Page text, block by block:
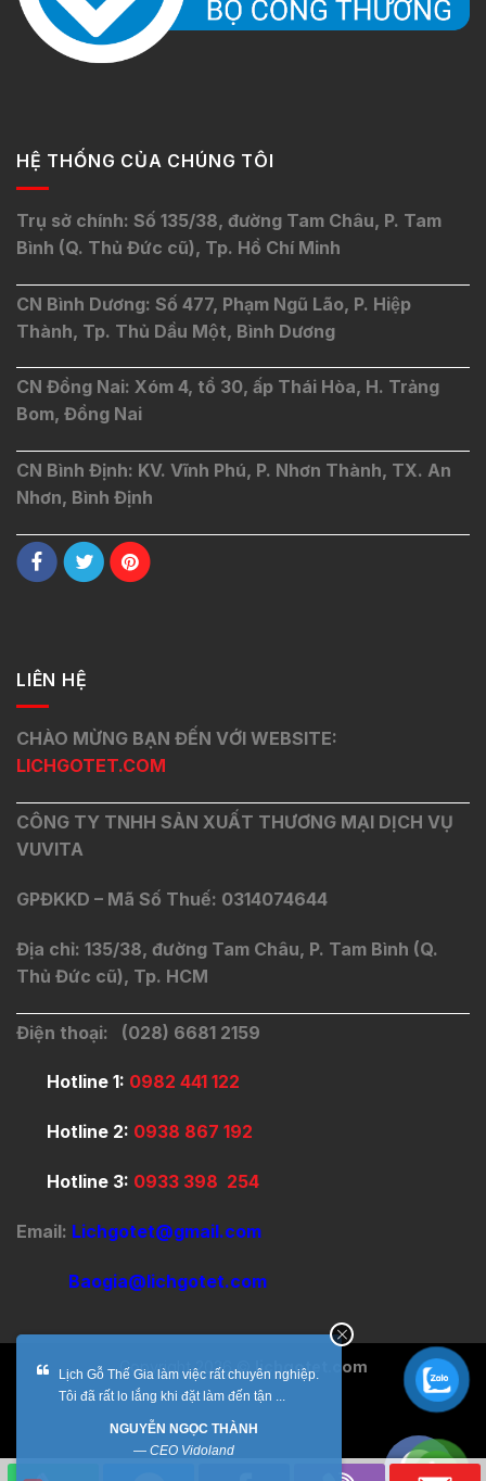
HỆ THỐNG CỦA CHÚNG TÔI
Trụ sở chính: Số 135/38, đường Tam Châu, P. Tam
Bình (Q. Thủ Đức cũ), Tp. Hồ Chí Minh
CN Bình Dương: Số 477, Phạm Ngũ Lão, P. Hiệp
Thành, Tp. Thủ Dầu Một, Bình Dương
CN Đồng Nai: Xóm 4, tổ 30, ấp Thái Hòa, H. Trảng
Bom, Đồng Nai
CN Bình Định: KV. Vĩnh Phú, P. Nhơn Thành, TX. An
Nhơn, Bình Định
LIÊN HỆ
CHÀO MỪNG BẠN ĐẾN VỚI WEBSITE:
LICHGOTET.COM
CÔNG TY TNHH SẢN XUẤT THƯƠNG MẠI DỊCH VỤ
VUVITA
GPĐKKD – Mã Số Thuế: 0314074644
Địa chỉ: 135/38, đường Tam Châu, P. Tam Bình (Q.
Thủ Đức cũ), Tp. HCM
Điện thoại: (028) 6681 2159
Hotline 1: 0982 441 122
Hotline 2: 0938 867 192
Hotline 3: 0933 398 254
Email: Lichgotet@gmail.com
Baogia@lichgotet.com
Copyright 2026 © lichgotet.com
Lịch Gỗ Thế Gia làm việc rất chuyên nghiệp.
Tôi đã rất lo lắng khi đặt làm đến tận ...
NGUYỄN NGỌC THÀNH
—CEO Vidoland